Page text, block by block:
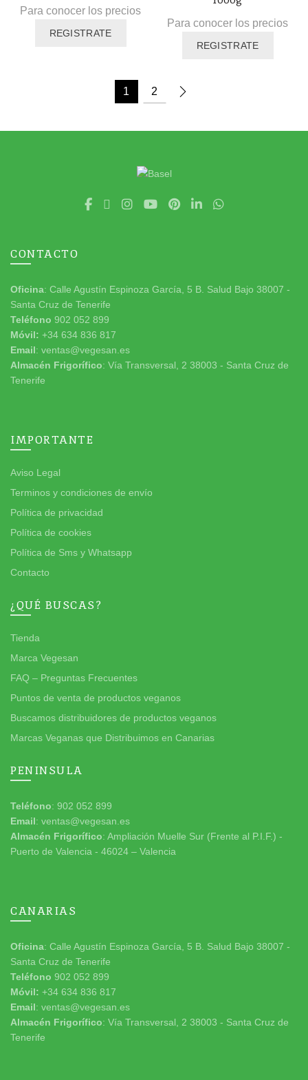
Para conocer los precios
REGISTRATE
Para conocer los precios
REGISTRATE
1 2
CONTACTO
Oficina: Calle Agustín Espinoza García, 5 B. Salud Bajo 38007 -
Santa Cruz de Tenerife
Teléfono 902 052 899
Móvil: +34 634 836 817
Email: ventas@vegesan.es
Almacén Frigorífico: Vía Transversal, 2 38003 - Santa Cruz de
Tenerife
IMPORTANTE
Aviso Legal
Terminos y condiciones de envío
Política de privacidad
Política de cookies
Política de Sms y Whatsapp
Contacto
¿QUÉ BUSCAS?
Tienda
Marca Vegesan
FAQ – Preguntas Frecuentes
Puntos de venta de productos veganos
Buscamos distribuidores de productos veganos
Marcas Veganas que Distribuimos en Canarias
PENINSULA
Teléfono: 902 052 899
Email: ventas@vegesan.es
Almacén Frigorífico: Ampliación Muelle Sur (Frente al P.I.F.) -
Puerto de Valencia - 46024 – Valencia
CANARIAS
Oficina: Calle Agustín Espinoza García, 5 B. Salud Bajo 38007 -
Santa Cruz de Tenerife
Teléfono 902 052 899
Móvil: +34 634 836 817
Email: ventas@vegesan.es
Almacén Frigorífico: Vía Transversal, 2 38003 - Santa Cruz de
Tenerife